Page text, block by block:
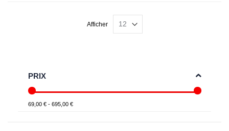
Afficher
PRIX
69,00 € - 695,00 €